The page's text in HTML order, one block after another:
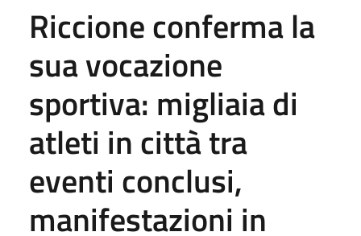
Riccione conferma la
sua vocazione
sportiva: migliaia di
atleti in città tra
eventi conclusi,
manifestazioni in